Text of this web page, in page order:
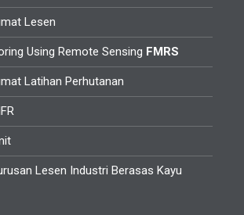
Lesen
Using Remote Sensing FMRS
Latihan Perhutanan
Lesen Industri Berasas Kayu